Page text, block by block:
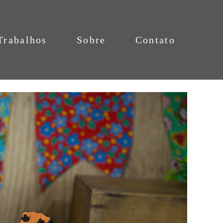
Sobre Contato